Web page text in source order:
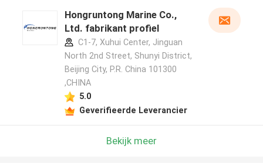
Hongruntong Marine Co.,
Ltd. fabrikant profiel
C1-7, Xuhui Center, Jinguan
North 2nd Street, Shunyi District,
Beijing City, P.R. China 101300
,CHINA
5.0
Geverifieerde Leverancier
Bekijk meer